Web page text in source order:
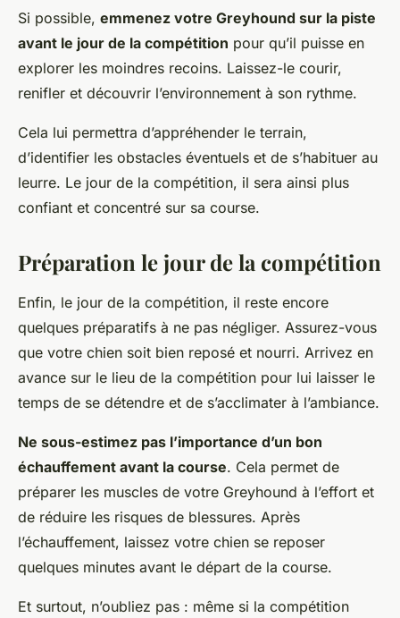
Si possible, emmenez votre Greyhound sur la piste
avant le jour de la compétition pour qu’il puisse en
explorer les moindres recoins. Laissez-le courir,
renifler et découvrir l’environnement à son rythme.
Cela lui permettra d’appréhender le terrain,
d’identifier les obstacles éventuels et de s’habituer au
leurre. Le jour de la compétition, il sera ainsi plus
confiant et concentré sur sa course.
Préparation le jour de la compétition
Enfin, le jour de la compétition, il reste encore
quelques préparatifs à ne pas négliger. Assurez-vous
que votre chien soit bien reposé et nourri. Arrivez en
avance sur le lieu de la compétition pour lui laisser le
temps de se détendre et de s’acclimater à l’ambiance.
Ne sous-estimez pas l’importance d’un bon
échauffement avant la course. Cela permet de
préparer les muscles de votre Greyhound à l’effort et
de réduire les risques de blessures. Après
l’échauffement, laissez votre chien se reposer
quelques minutes avant le départ de la course.
Et surtout, n’oubliez pas : même si la compétition